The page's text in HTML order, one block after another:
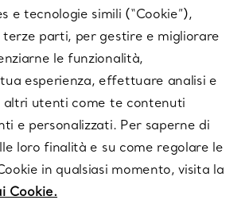
e tecnologie simili (“Cookie”),
terze parti, per gestire e migliorare
le funzionalità,
esperienza, effettuare analisi e
utenti come te contenuti
e personalizzati. Per saperne di
loro finalità e su come regolare le
in qualsiasi momento, visita la
Cookie.